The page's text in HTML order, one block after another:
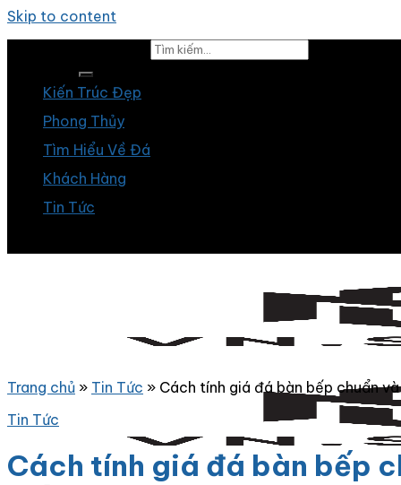
Skip to content
Kiến Trúc Đẹp
Phong Thủy
Tìm Hiểu Về Đá
Khách Hàng
Tin Tức
Trang chủ » Tin Tức » Cách tính giá đá bàn bếp chuẩn
Tin Tức
Cách tính giá đá bàn bếp